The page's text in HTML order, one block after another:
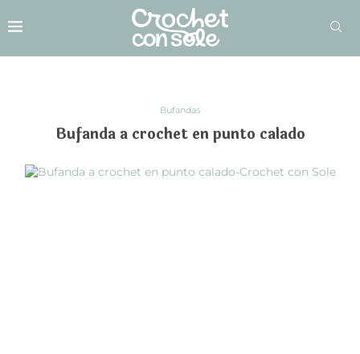
Bufandas
Bufanda a crochet en punto calado